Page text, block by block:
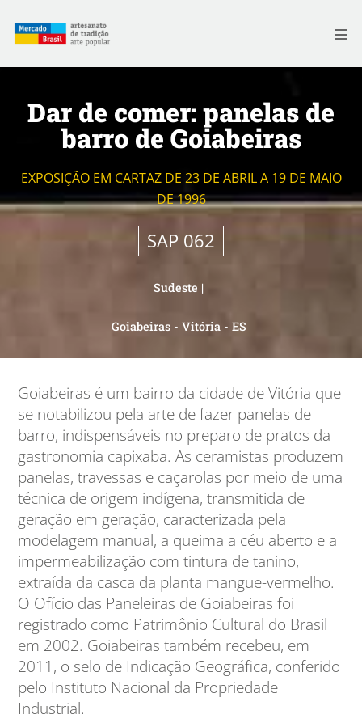
Dar de comer: panelas de
barro de Goiabeiras
EXPOSIÇÃO EM CARTAZ DE 23 DE ABRIL A 19 DE MAIO
DE 1996
SAP 062
Sudeste |
Goiabeiras - Vitória - ES
Goiabeiras é um bairro da cidade de Vitória que
se notabilizou pela arte de fazer panelas de
barro, indispensáveis no preparo de pratos da
gastronomia capixaba. As ceramistas produzem
panelas, travessas e caçarolas por meio de uma
técnica de origem indígena, transmitida de
geração em geração, caracterizada pela
modelagem manual, a queima a céu aberto e a
impermeabilização com tintura de tanino,
extraída da casca da planta mangue-vermelho.
O Ofício das Paneleiras de Goiabeiras foi
registrado como Patrimônio Cultural do Brasil
em 2002. Goiabeiras também recebeu, em
2011, o selo de Indicação Geográfica, conferido
pelo Instituto Nacional da Propriedade
Industrial.